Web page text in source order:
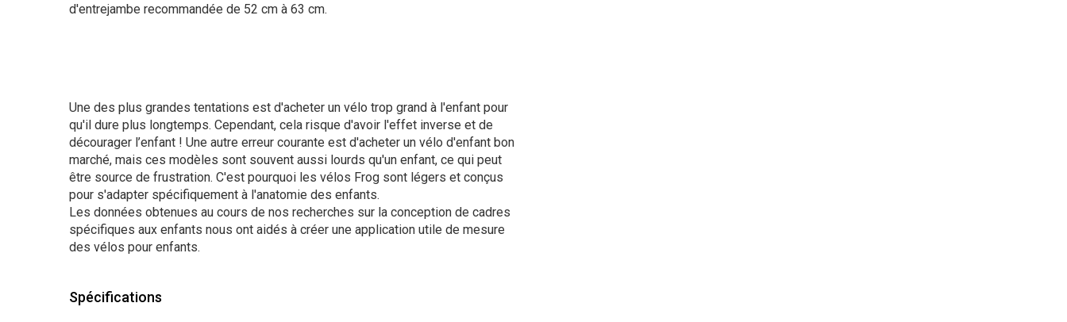
d'entrejambe recommandée de 52 cm à 63 cm.
Une des plus grandes tentations est d'acheter un vélo trop grand à l'enfant pour
qu'il dure plus longtemps. Cependant, cela risque d'avoir l'effet inverse et de
décourager l’enfant ! Une autre erreur courante est d'acheter un vélo d'enfant bon
marché, mais ces modèles sont souvent aussi lourds qu'un enfant, ce qui peut
être source de frustration. C'est pourquoi les vélos Frog sont légers et conçus
pour s'adapter spécifiquement à l'anatomie des enfants.
Les données obtenues au cours de nos recherches sur la conception de cadres
spécifiques aux enfants nous ont aidés à créer une application utile de mesure
des vélos pour enfants.
Spécifications